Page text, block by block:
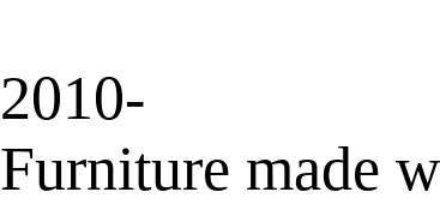
2010-
Furniture made